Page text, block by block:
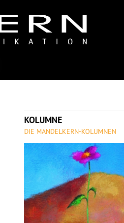
KOLUMNE
DIE MANDELKERN-KOLUMNEN